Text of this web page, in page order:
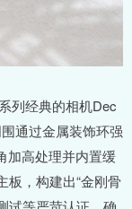
列经典的相机Dec
通过金属装饰环强
加高处理并内置缓
板，构建出“金刚骨